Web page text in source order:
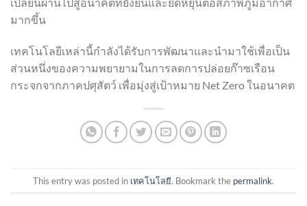
เปลี่ยนผ่านไปสู่อนาคตที่ยั่งยืนและยืดหยุ่นต่อสภาพภูมิอากาศ
มากขึ้น
เทคโนโลยีเหล่านี้กำลังได้รับการพัฒนาและนำมาใช้เพื่อเป็น
ส่วนหนึ่งของความพยายามในการลดการปล่อยก๊าซเรือน
กระจกจากภาคปศุสัตว์ เพื่อมุ่งสู่เป้าหมาย Net Zero ในอนาคต
This entry was posted in เทคโนโลยี. Bookmark the permalink.